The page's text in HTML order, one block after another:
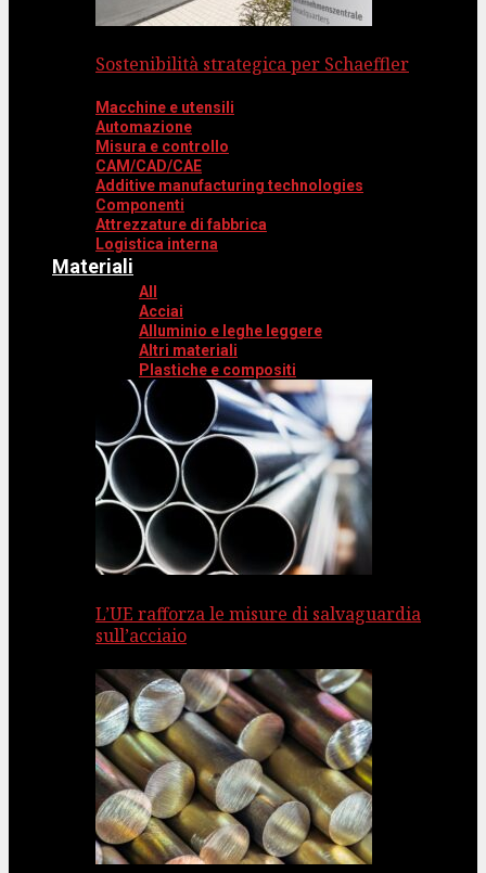
Sostenibilità strategica per Schaeffler
Macchine e utensili
Automazione
Misura e controllo
CAM/CAD/CAE
Additive manufacturing technologies
Componenti
Attrezzature di fabbrica
Logistica interna
Materiali
All
Acciai
Alluminio e leghe leggere
Altri materiali
Plastiche e compositi
L’UE rafforza le misure di salvaguardia
sull’acciaio